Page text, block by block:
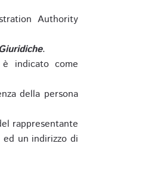
Authority
.
indicato come
della persona
rappresentante
un indirizzo di